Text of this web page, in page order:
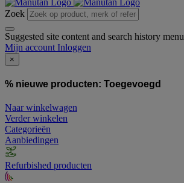
Zoek
Suggested site content and search history menu
Mijn account Inloggen
×
% nieuwe producten: Toegevoegd
Naar winkelwagen
Verder winkelen
Categorieën
Aanbiedingen
Refurbished producten